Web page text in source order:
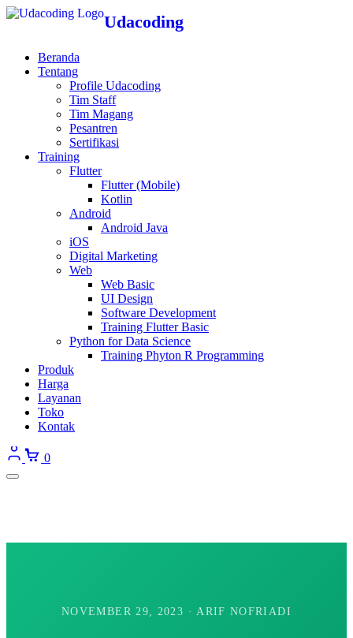
Udacoding
Beranda
Tentang
Profile Udacoding
Tim Staff
Tim Magang
Pesantren
Sertifikasi
Training
Flutter
Flutter (Mobile)
Kotlin
Android
Android Java
iOS
Digital Marketing
Web
Web Basic
UI Design
Software Development
Training Flutter Basic
Python for Data Science
Training Phyton R Programming
Produk
Harga
Layanan
Toko
Kontak
0
NOVEMBER 29, 2023 · ARIF NOFRIADI